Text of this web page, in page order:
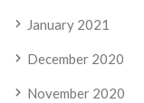
January 2021
December 2020
November 2020